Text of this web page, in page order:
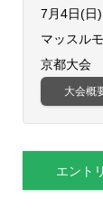
7月4日(日)
マッスル
京都大会
大会概
エント